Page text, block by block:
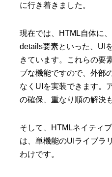
に行き着きました。
現在では、HTML自体に
details要素といった、UI
きています。これらの要
ブな機能ですので、外部
なくUIを実装できます。
の確保、重なり順の解決
そして、HTMLネイティ
は、単機能のUIライブラ
わけです。